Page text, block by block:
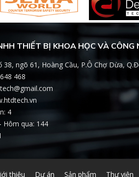
THIẾT BỊ KHOA HỌC VÀ CÔNG
38, ngõ 61, Hoàng Cầu, P.Ô Chợ Dừa,
468
4
Hôm qua: 144
thiệu Dự án Sản phẩm Thư viện